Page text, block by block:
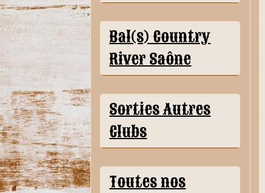
Bal(s) Country
River Saône
Sorties Autres
Clubs
Toutes nos